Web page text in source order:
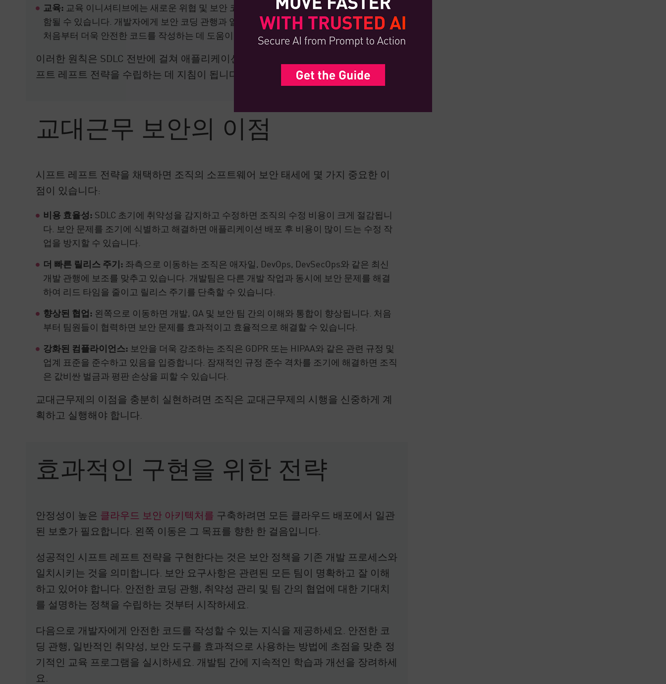
교육: 교육 이니셔티브에는 새로운 위협 및 보안 코딩 표준에 대한 정기적인 교육 제공이 포
함될 수 있습니다. 개발자에게 보안 코딩 관행과 일반적인 취약성에 대한 교육을 실시하면
처음부터 더욱 안전한 코드를 작성하는 데 도움이 됩니다.
이러한 원칙은 SDLC 전반에 걸쳐 애플리케이션 보안을 강화하기 위한 포괄적인 시
프트 레프트 전략을 수립하는 데 지침이 됩니다.
교대근무 보안의 이점
시프트 레프트 전략을 채택하면 조직의 소프트웨어 보안 태세에 몇 가지 중요한 이
점이 있습니다:
비용 효율성: SDLC 초기에 취약성을 감지하고 수정하면 조직의 수정 비용이 크게 절감됩니
다. 보안 문제를 조기에 식별하고 해결하면 애플리케이션 배포 후 비용이 많이 드는 수정 작
업을 방지할 수 있습니다.
더 빠른 릴리스 주기: 좌측으로 이동하는 조직은 애자일, DevOps, DevSecOps와 같은 최신
개발 관행에 보조를 맞추고 있습니다. 개발팀은 다른 개발 작업과 동시에 보안 문제를 해결
하여 리드 타임을 줄이고 릴리스 주기를 단축할 수 있습니다.
향상된 협업: 왼쪽으로 이동하면 개발, QA 및 보안 팀 간의 이해와 통합이 향상됩니다. 처음
부터 팀원들이 협력하면 보안 문제를 효과적이고 효율적으로 해결할 수 있습니다.
강화된 컴플라이언스: 보안을 더욱 강조하는 조직은 GDPR 또는 HIPAA와 같은 관련 규정 및
업계 표준을 준수하고 있음을 입증합니다. 잠재적인 규정 준수 격차를 조기에 해결하면 조직
은 값비싼 벌금과 평판 손상을 피할 수 있습니다.
교대근무제의 이점을 충분히 실현하려면 조직은 교대근무제의 시행을 신중하게 계
획하고 실행해야 합니다.
효과적인 구현을 위한 전략
안정성이 높은 클라우드 보안 아키텍처를 구축하려면 모든 클라우드 배포에서 일관
된 보호가 필요합니다. 왼쪽 이동은 그 목표를 향한 한 걸음입니다.
성공적인 시프트 레프트 전략을 구현한다는 것은 보안 정책을 기존 개발 프로세스와
일치시키는 것을 의미합니다. 보안 요구사항은 관련된 모든 팀이 명확하고 잘 이해
하고 있어야 합니다. 안전한 코딩 관행, 취약성 관리 및 팀 간의 협업에 대한 기대치
를 설명하는 정책을 수립하는 것부터 시작하세요.
다음으로 개발자에게 안전한 코드를 작성할 수 있는 지식을 제공하세요. 안전한 코
딩 관행, 일반적인 취약성, 보안 도구를 효과적으로 사용하는 방법에 초점을 맞춘 정
기적인 교육 프로그램을 실시하세요. 개발팀 간에 지속적인 학습과 개선을 장려하세
요.